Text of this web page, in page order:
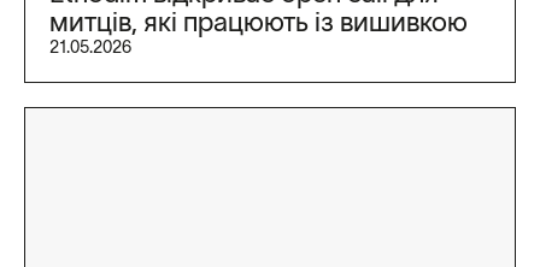
митців, які працюють із вишивкою
21.05.2026